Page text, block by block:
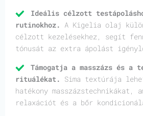
Ideális célzott
rutinokhoz. A Kigelia olaj
célzott kezelésekhez, segít
tónusát az extra ápolást
Támogatja a masszázs és a
rituálékat. Sima textúrája
hatékony masszázstechnikákat,
relaxációt és a bőr